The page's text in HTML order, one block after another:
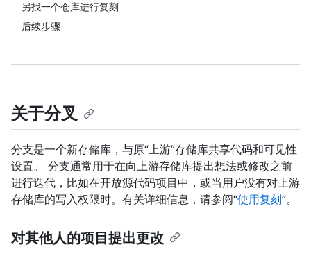
另找一个仓库进行复刻
后续步骤
关于分叉
分支是一个新存储库，与原“上游”存储库共享代码和可见性
设置。 分支通常用于在向上游存储库提出想法或修改之前
进行迭代，比如在开放源代码项目中，或当用户没有对上游
存储库的写入权限时。有关详细信息，请参阅“使用复刻”。
对其他人的项目提出更改